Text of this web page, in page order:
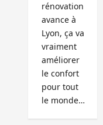
rénovation
avance à
Lyon, ça va
vraiment
améliorer
le confort
pour tout
le monde…